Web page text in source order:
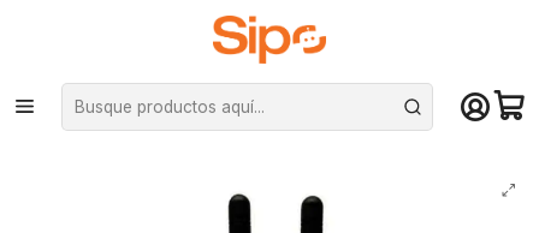
¡Compra hasta mediodía y recibe hoy! De lunes a sábado en el gran
Santiago. Envío gratis desde $29.990
Inicio Redes y conectividad Wifi y adaptadores
Repetidor Inalámbrico Wifi Andowl Q-A45 - 4 Antenas externas